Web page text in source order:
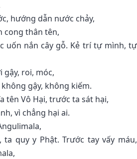
hướng dẫn nước chảy,
cong thân tên,
uốn nắn cây gỗ. Kẻ trí tự mình, tự
gậy, roi, móc,
gậy, không kiếm.
tên Vô Hại, trước ta sát hại,
vì chẳng hại ai.
ta quy y Phật. Trước tay vấy máu,